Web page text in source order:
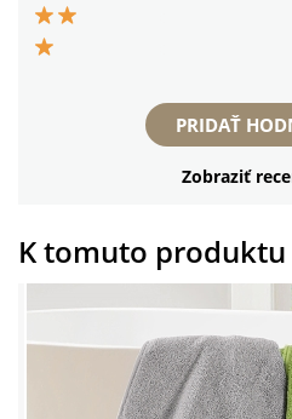
PRIDAŤ
Zobraziť
K tomuto